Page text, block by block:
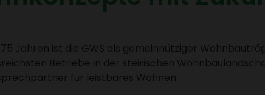
Jahren ist die GWS als gemein­nüt­ziger
Betriebe in der stei­ri­schen
für leist­bares Wohnen.